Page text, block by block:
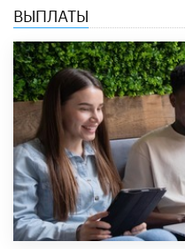
ВЫПЛАТЫ